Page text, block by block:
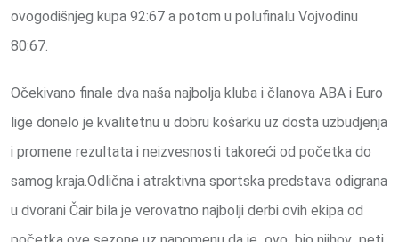
ovogodišnjeg kupa 92:67 a potom u polufinalu Vojvodinu
80:67.
Očekivano finale dva naša najbolja kluba i članova ABA i Euro
lige donelo je kvalitetnu u dobru košarku uz dosta uzbudjenja
i promene rezultata i neizvesnosti takoreći od početka do
samog kraja.Odlična i atraktivna sportska predstava odigrana
u dvorani Čair bila je verovatno najbolji derbi ovih ekipa od